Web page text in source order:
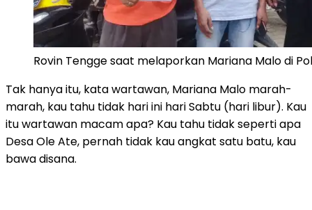
Rovin Tengge saat melaporkan Mariana Malo di
Tak hanya itu, kata wartawan, Mariana Malo marah-
marah, kau tahu tidak hari ini hari Sabtu (hari libur). Kau
itu wartawan macam apa? Kau tahu tidak seperti apa
Desa Ole Ate, pernah tidak kau angkat satu batu, kau
bawa disana.